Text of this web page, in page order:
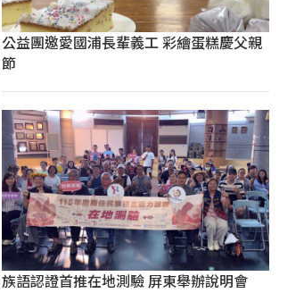
公益團邀愛國浦長輩義工 彩繪蛋糕慶父親
節
族語認證首推在地測驗 屏東舉辦說明會